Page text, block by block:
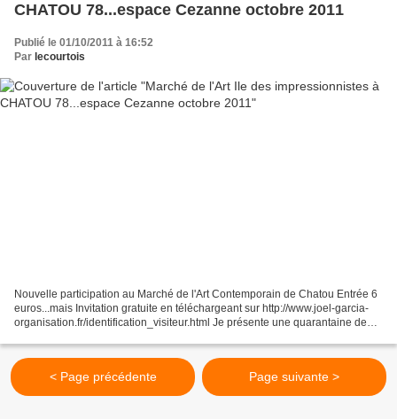
CHATOU 78...espace Cezanne octobre 2011
Publié le 01/10/2011 à 16:52
Par lecourtois
Nouvelle participation au Marché de l'Art Contemporain de Chatou Entrée 6
euros...mais Invitation gratuite en téléchargeant sur http://www.joel-garcia-
organisation.fr/identification_visiteur.html Je présente une quarantaine de
< Page précédente Page suivante >